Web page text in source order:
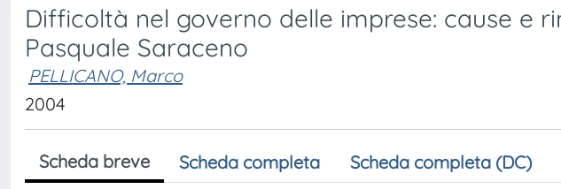
Difficoltà nel governo delle imprese: cause e
Pasquale Saraceno
PELLICANO, Marco
2004
Scheda breve Scheda completa Scheda completa (DC)